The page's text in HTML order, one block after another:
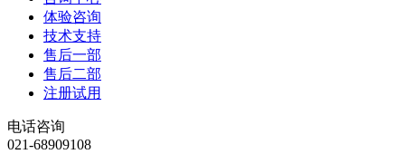
体验咨询
技术支持
售后一部
售后二部
注册试用
电话咨询
021-68909108